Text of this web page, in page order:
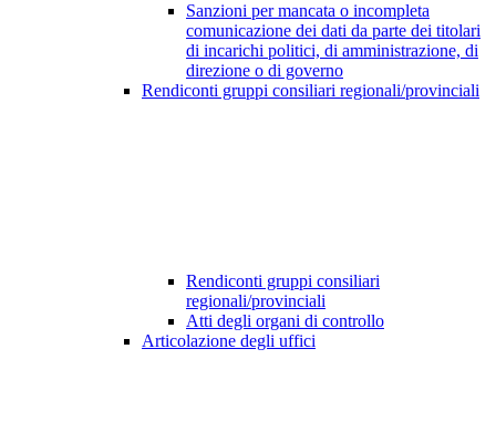
Sanzioni per mancata o incompleta
comunicazione dei dati da parte dei titolari
di incarichi politici, di amministrazione, di
direzione o di governo
Rendiconti gruppi consiliari regionali/provinciali
Rendiconti gruppi consiliari
regionali/provinciali
Atti degli organi di controllo
Articolazione degli uffici